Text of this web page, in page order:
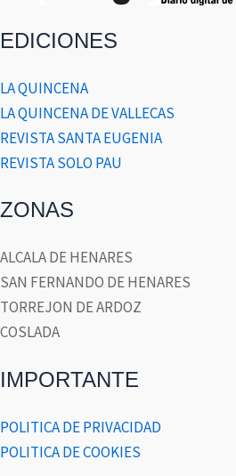
EDICIONES
LA QUINCENA
LA QUINCENA DE VALLECAS
REVISTA SANTA EUGENIA
REVISTA SOLO PAU
ZONAS
ALCALA DE HENARES
SAN FERNANDO DE HENARES
TORREJON DE ARDOZ
COSLADA
IMPORTANTE
POLITICA DE PRIVACIDAD
POLITICA DE COOKIES